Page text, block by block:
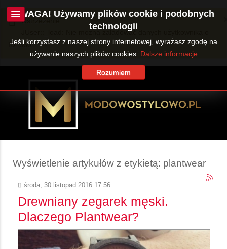
Ostrzeżenie
JUser::_load: Nie można załadować danych użytkownika o
ID: 360.
Wyświetlenie artykułów z etykietą: plantwear
środa, 30 listopad 2016 17:56
Drewniany zegarek męski.
Dlaczego Plantwear?
UWAGA! Używamy plików cookie i podobnych
technologii
Jeśli korzystasz z naszej strony internetowej, wyrażasz zgodę na
używanie naszych plików cookies. Dalsze informacje
Rozumiem